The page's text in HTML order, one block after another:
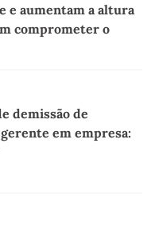
e aumentam a altura
comprometer o
demissão de
em empresa: